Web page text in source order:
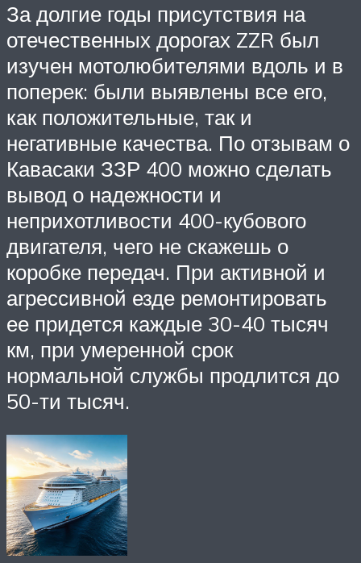
За долгие годы присутствия на
отечественных дорогах ZZR был
изучен мотолюбителями вдоль и в
поперек: были выявлены все его,
как положительные, так и
негативные качества. По отзывам о
Кавасаки ЗЗР 400 можно сделать
вывод о надежности и
неприхотливости 400-кубового
двигателя, чего не скажешь о
коробке передач. При активной и
агрессивной езде ремонтировать
ее придется каждые 30-40 тысяч
км, при умеренной срок
нормальной службы продлится до
50-ти тысяч.